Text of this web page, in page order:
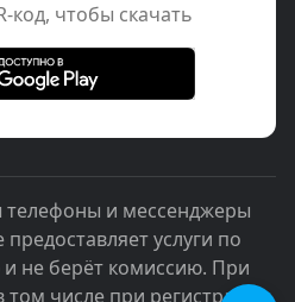
код, чтобы скачать
телефоны и мессенджеры
услуги по
не берёт комиссию. При
том числе при регистрации,